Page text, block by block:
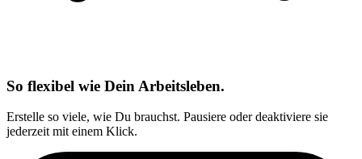
So flexibel wie Dein Arbeitsleben.
Erstelle so viele, wie Du brauchst. Pausiere oder deaktiviere sie
jederzeit mit einem Klick.